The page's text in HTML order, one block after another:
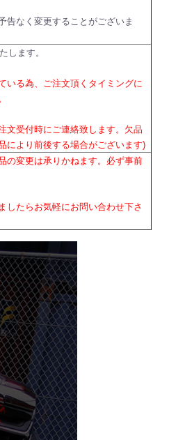
告なく変更することがございま
します。
いる為、ご注文頂くタイミングに
文受付時にご連絡致します。欠品
により前後する場合がございます)
の変更は承りかねます。必ず事前
したらお気軽にお問い合わせ下さ